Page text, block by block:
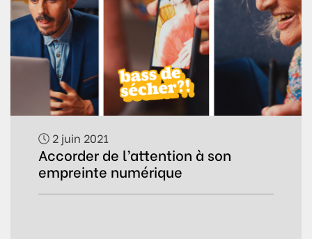
2 juin 2021
Accorder de l’attention à son
empreinte numérique